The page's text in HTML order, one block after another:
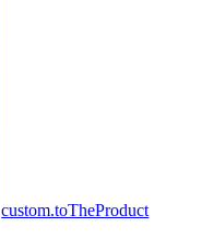
custom.toTheProduct